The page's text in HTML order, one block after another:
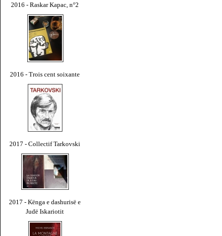
2016 - Raskar Kapac, n°2
2016 - Trois cent soixante
2017 - Collectif Tarkovski
2017 - Kënga e dashurisë e
Judë Iskariotit